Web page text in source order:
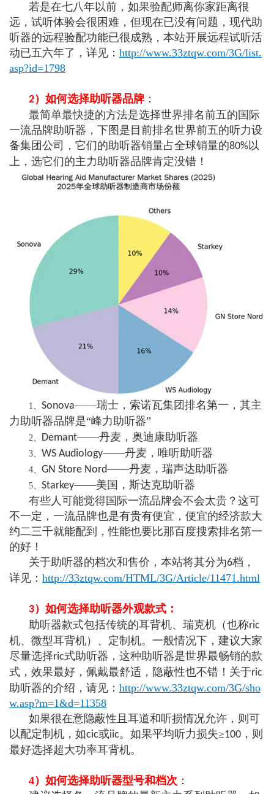
若是在七八年以前，如果验配师离你家距离很
远，试听体验会很困难，但现在已没有问题，现代助
听器的远程验配功能已很成熟，本站开展远程试听活
动已五六年了，详见： http://www.33ztqw.com/3G/list.
asp?id=1798
2）如何选择助听器品牌 ：
最简单最快捷的方法是选择世界排名前五的国际
一流品牌助听器，下图是目前排名世界前五的听力设
备集团公司，它们的助听器销量占全球销量的80%以
上，选它们的主力助听器品牌肯定没错！
1、 Sonova——瑞士，索诺瓦集团排名第一，其主
力助听器品牌是“峰力助听器”
2、 Demant——丹麦，奥迪康助听器
3、 WS Audiology——丹麦，唯听助听器
4、 GN Store Nord——丹麦，瑞声达助听器
5、 Starkey——美国，斯达克助听器
有些人可能觉得国际一流品牌会不会太贵？这可
不一定，一流品牌也是有贵有便宜，便宜的经济款大
约二三千就能配到，性能也要比那百度搜索排名第一
的好！
关于助听器的档次和售价，本站将其分为6档，
详见： http://33ztqw.com/HTML/3G/Article/11471.html
3）如何选择助听器外观款式：
助听器款式包括传统的耳背机、瑞克机（也称ric
机、微型耳背机）、定制机。一般情况下，建议大家
尽量选择ric式助听器，这种助听器是世界最畅销的款
式，效果最好，佩戴最舒适，隐蔽性也不错！关于ric
助听器的介绍，请见： http://www.33ztqw.com/3G/sho
w.asp?m=1&d=11358
如果很在意隐蔽性且耳道和听损情况允许，则可
以配定制机，如cic或iic。如果平均听力损失≥100 ，则
最好选择超大功率耳背机。
4）如何选择助听器型号和档次 ：